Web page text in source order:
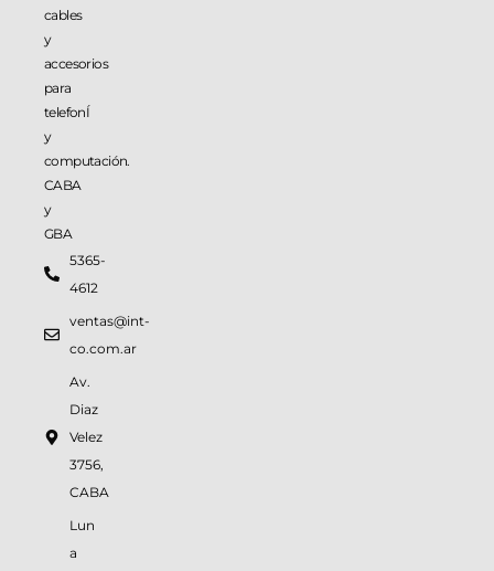
cables
y
accesorios
para
telefonÍ
y
computación.
CABA
y
GBA
5365-
4612
ventas@int-
co.com.ar
Av.
Diaz
Velez
3756,
CABA
Lun
a